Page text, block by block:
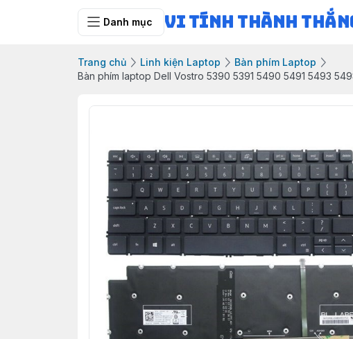
Danh mục Vi Tính Thành
Trang chủ Linh kiện Laptop
Bàn phím Laptop
Bàn phím laptop Dell Vostro 5390 5391 5490 5491 5493